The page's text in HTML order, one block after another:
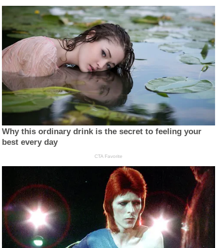
Why this ordinary drink is the secret to feeling your
best every day
CTA Favorite